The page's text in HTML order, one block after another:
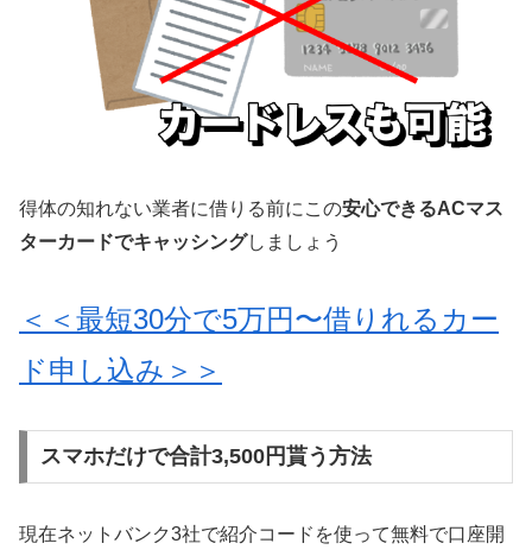
得体の知れない業者に借りる前にこの安心できるACマス
ターカードでキャッシングしましょう
＜＜最短30分で5万円〜借りれるカー
ド申し込み＞＞
スマホだけで合計3,500円貰う方法
現在ネットバンク3社で紹介コードを使って無料で口座開